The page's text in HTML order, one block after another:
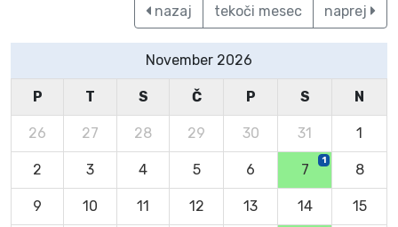
nazaj
tekoči mesec naprej
November 2026
P T S Č P S N
26 27 28 29 30 31 1
2 3 4 5 6 7
1
8
9 10 11 12 13 14 15